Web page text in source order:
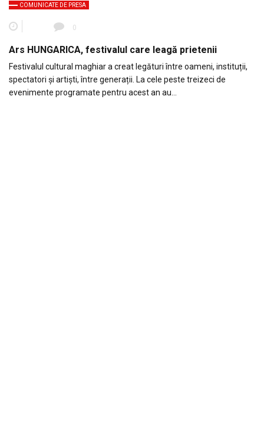
COMUNICATE DE PRESA
0
Ars HUNGARICA, festivalul care leagă prietenii
Festivalul cultural maghiar a creat legături între oameni, instituții,
spectatori și artiști, între generații. La cele peste treizeci de
evenimente programate pentru acest an au…